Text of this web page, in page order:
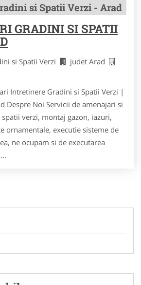
si Spatii Verzi - Arad
GRADINI SI SPATII
si Spatii Verzi
judet Arad
Intretinere Gradini si Spatii Verzi |
Despre Noi Servicii de amenajari si
verzi, montaj gazon, iazuri,
ornamentale, executie sisteme de
ne ocupam si de executarea